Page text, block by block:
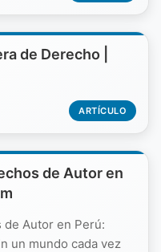
de Derecho |
ARTÍCULO
de Autor en
Autor en Perú:
un mundo cada vez